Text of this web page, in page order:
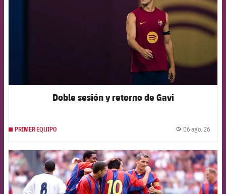
Doble sesión y retorno de Gavi
PRIMER EQUIPO 06 ago. 26
FCB Barcelona badge